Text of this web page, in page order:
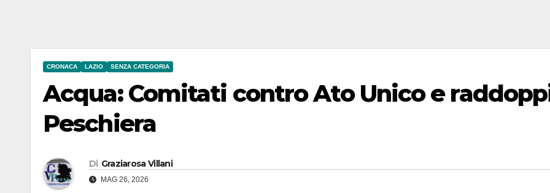
CRONACA LAZIO SENZA CATEGORIA
Acqua: Comitati contro Ato Unico e
Peschiera
Di Graziarosa Villani
MAG 26, 2026